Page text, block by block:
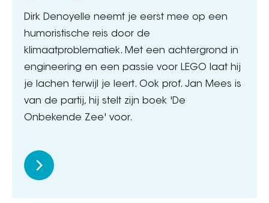
Dirk Denoyelle neemt je eerst mee op een
humoristische reis door de
klimaatproblematiek. Met een achtergrond in
engineering en een passie voor LEGO laat hij
je lachen terwijl je leert. Ook prof. Jan Mees is
van de partij, hij stelt zijn boek 'De
Onbekende Zee' voor.